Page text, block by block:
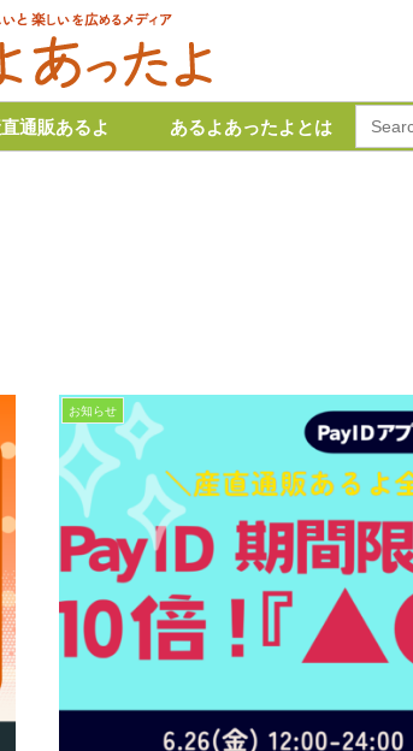
通販あるよ あるよあったよとは for:
お知らせ